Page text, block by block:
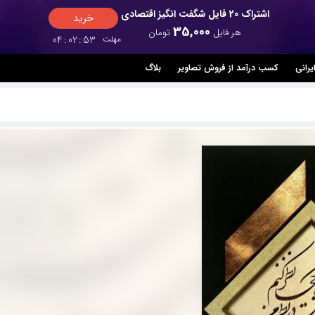
اشتراک 20 فایل شگفت انگیز اقتصادی
هر فایل 35,000تومان
خرید
مهلت 04:02:52
کسب درآمد از فروش تصاویر بلاگ